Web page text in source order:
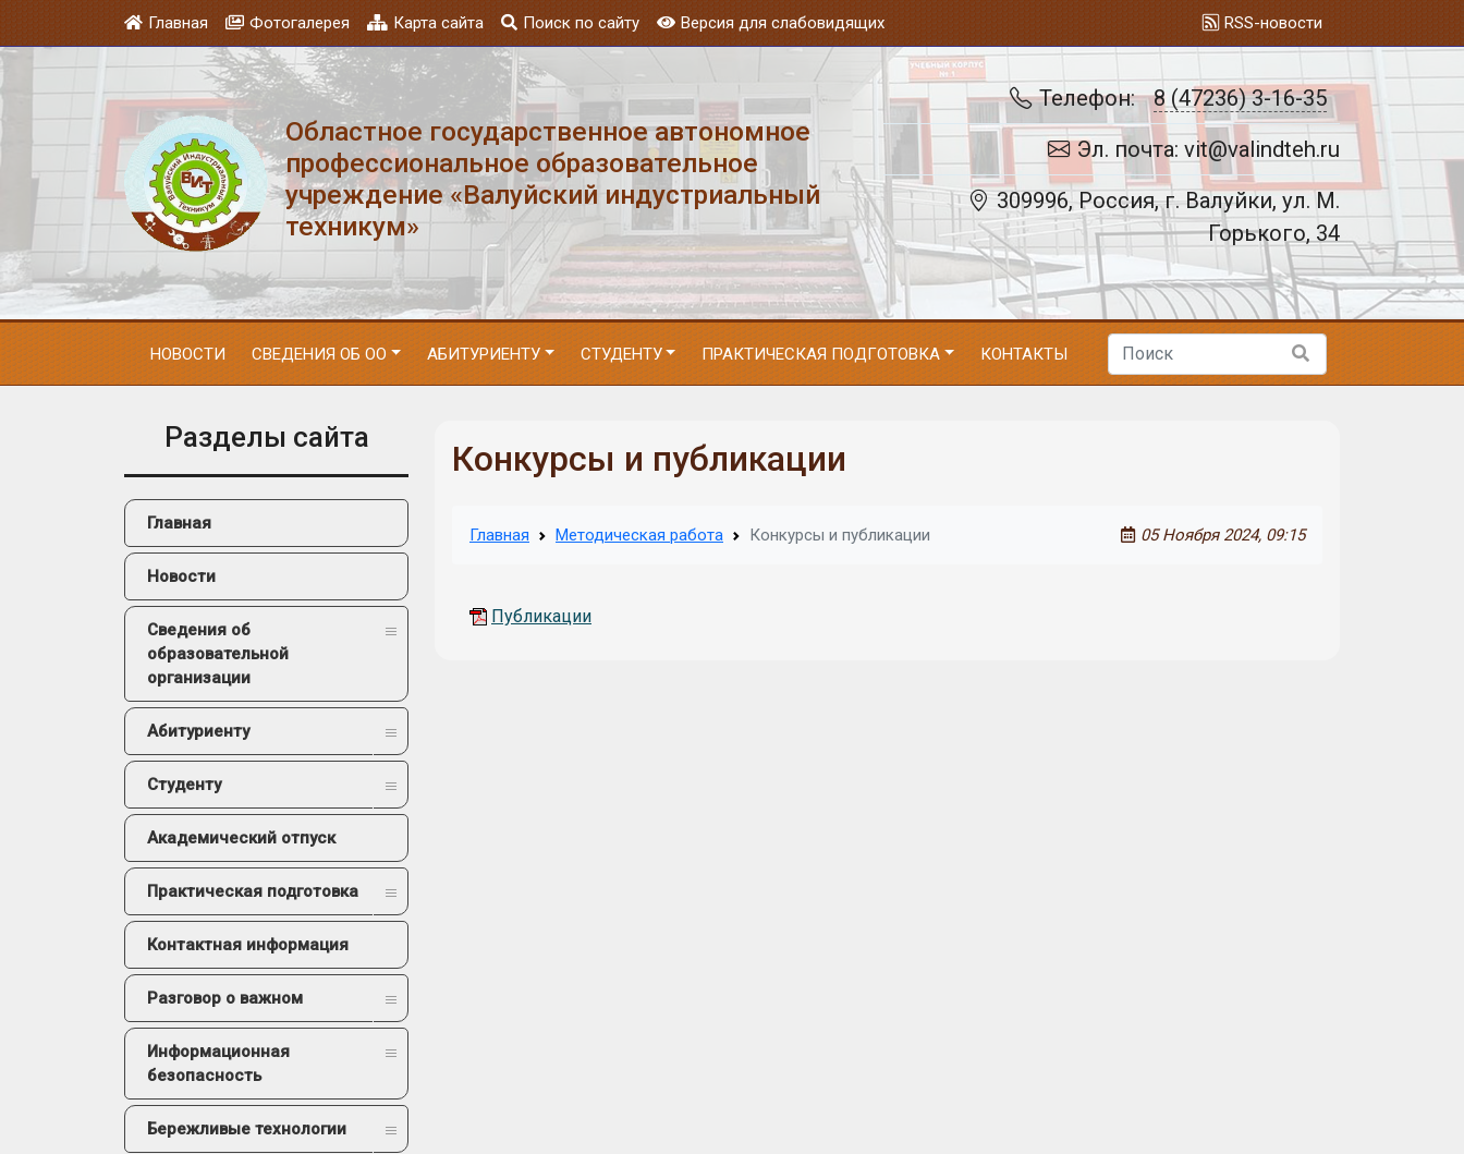
Главная Фотогалерея Карта сайта Поиск по сайту Версия для слабовидящих RSS-новости
Областное государственное автономное
профессиональное образовательное
учреждение «Валуйский индустриальный
техникум»
Телефон: 8 (47236) 3-16-35
Эл. почта: vit@valindteh.ru
309996, Россия, г. Валуйки, ул. М.
Горького, 34
НОВОСТИ СВЕДЕНИЯ ОБ ОО АБИТУРИЕНТУ СТУДЕНТУ ПРАКТИЧЕСКАЯ ПОДГОТОВКА КОНТАКТЫ
Разделы сайта
Главная
Новости
Сведения об
образовательной
организации
Абитуриенту
Студенту
Академический отпуск
Практическая подготовка
Контактная информация
Разговор о важном
Информационная
безопасность
Бережливые технологии
Конкурсы и публикации
Главная Методическая работа Конкурсы и публикации 05 Ноября 2024, 09:15
Публикации